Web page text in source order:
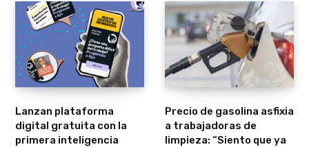
Lanzan plataforma
digital gratuita con la
primera inteligencia
Precio de gasolina asfixia
a trabajadoras de
limpieza: “Siento que ya